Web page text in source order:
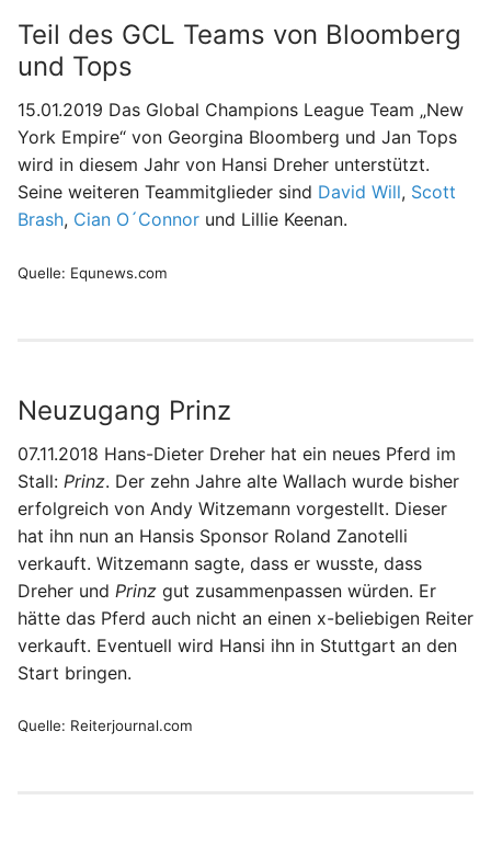
Teil des GCL Teams von Bloomberg
und Tops
15.01.2019 Das Global Champions League Team „New
York Empire“ von Georgina Bloomberg und Jan Tops
wird in diesem Jahr von Hansi Dreher unterstützt.
Seine weiteren Teammitglieder sind David Will, Scott
Brash, Cian O´Connor und Lillie Keenan.
Quelle: Equnews.com
Neuzugang Prinz
07.11.2018 Hans-Dieter Dreher hat ein neues Pferd im
Stall: Prinz. Der zehn Jahre alte Wallach wurde bisher
erfolgreich von Andy Witzemann vorgestellt. Dieser
hat ihn nun an Hansis Sponsor Roland Zanotelli
verkauft. Witzemann sagte, dass er wusste, dass
Dreher und Prinz gut zusammenpassen würden. Er
hätte das Pferd auch nicht an einen x-beliebigen Reiter
verkauft. Eventuell wird Hansi ihn in Stuttgart an den
Start bringen.
Quelle: Reiterjournal.com